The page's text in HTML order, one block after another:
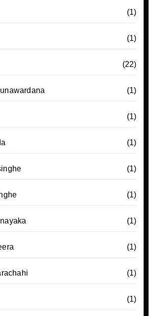
(1)
(1)
(22)
(1)
(1)
(1)
(1)
(1)
(1)
(1)
(1)
(1)